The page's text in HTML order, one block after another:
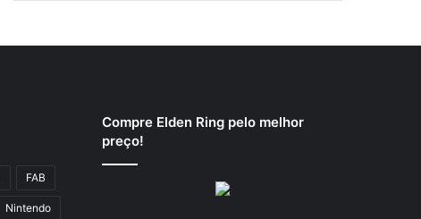
FAB
Nintendo
Compre Elden Ring pelo melhor
preço!